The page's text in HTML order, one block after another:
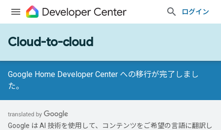
ログイン
Cloud-to-cloud
Google Home Developer Center への移行が完了しまし
た。
Google は AI 技術を使用して、コンテンツをご希望の言語に翻訳し